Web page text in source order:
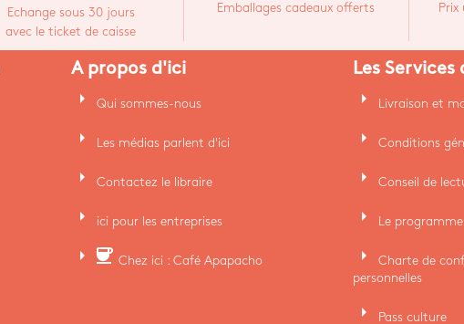
Echange sous 30 jours
avec le ticket de caisse
Emballages cadeaux offerts Prix
A propos d'ici
arrow_right Qui sommes-nous
arrow_right Les médias parlent d'ici
arrow_right Contactez le libraire
arrow_right ici pour les entreprises
arrow_right coffee Chez ici : Café Apapacho
Les Services
arrow_right Livraison et
arrow_right Conditions
arrow_right Conseil de
arrow_right Le
arrow_right
Charte de
personnelles
arrow_right Pass culture